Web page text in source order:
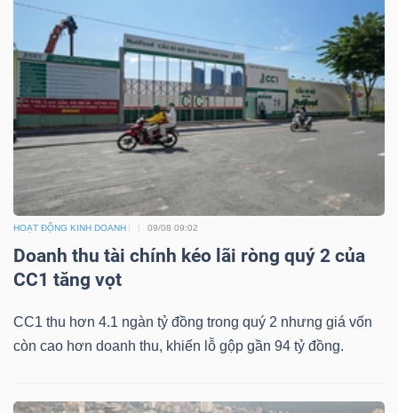
HOẠT ĐỘNG KINH DOANH 09/08 09:02
Doanh thu tài chính kéo lãi ròng quý 2 của
CC1 tăng vọt
CC1 thu hơn 4.1 ngàn tỷ đồng trong quý 2 nhưng giá vốn
còn cao hơn doanh thu, khiến lỗ gộp gần 94 tỷ đồng.
PHIẾU
CÔNG
CỤ
TƯ
DỮ
LIỆU